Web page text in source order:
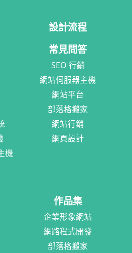
機
設計流程
常見問答
SEO 行銷
網站伺服器主機
網站平台
部落格搬家
網站行銷
網頁設計
作品集
企業形象網站
網路程式開發
部落格搬家